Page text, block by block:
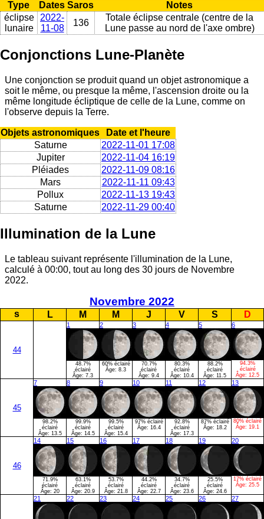
Type Dates Saros
Notes
éclipse
lunaire
2022-
11-08
136
Totale éclipse centrale (centre de la
Lune passe au nord de l'axe ombre)
Conjonctions Lune-Planète
Une conjonction se produit quand un objet astronomique a
soit le même, ou presque la même, l'ascension droite ou la
même longitude écliptique de celle de la Lune, comme on
l'observe depuis la Terre.
Objets astronomiques
Date et l'heure
Saturne
2022-11-01 17:08
Jupiter
2022-11-04 16:19
Pléiades
2022-11-09 08:16
Mars
2022-11-11 09:43
Pollux
2022-11-13 19:43
Saturne
2022-11-29 00:40
Illumination de la Lune
Le tableau suivant représente l'illumination de la Lune,
calculé à 00:00, tout au long des 30 jours de Novembre
2022.
Novembre 2022
s L M M J V S D
44
1
48.7%
éclairé
Âge: 7.3
2
60% éclairé
Âge: 8.3
3
70.7%
éclairé
Âge: 9.4
4
80.3%
éclairé
Âge: 10.4
5
88.2%
éclairé
Âge: 11.5
6
94.3%
éclairé
Âge: 12.5
45
7
98.2%
éclairé
Âge: 13.5
8
99.9%
éclairé
Âge: 14.5
9
99.5%
éclairé
Âge: 15.4
10
97% éclairé
Âge: 16.4
11
92.8%
éclairé
Âge: 17.3
12
87% éclairé
Âge: 18.2
13
80% éclairé
Âge: 19.1
46
14
71.9%
éclairé
Âge: 20
15
63.1%
éclairé
Âge: 20.9
16
53.7%
éclairé
Âge: 21.8
17
44.2%
éclairé
Âge: 22.7
18
34.7%
éclairé
Âge: 23.6
19
25.5%
éclairé
Âge: 24.6
20
17% éclairé
Âge: 25.5
21 22 23 24 25 26 27